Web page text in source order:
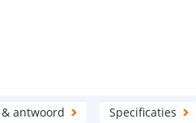
antwoord Specificaties